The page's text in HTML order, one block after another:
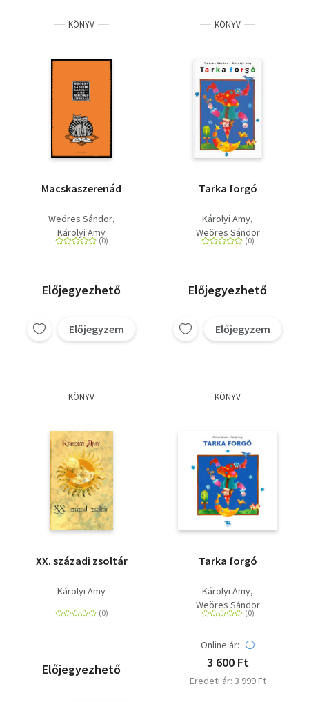
KÖNYV
Macskaszerenád
Weöres Sándor
Károlyi Amy
Előjegyezhető
Előjegyzem
KÖNYV
Tarka forgó
Károlyi Amy
Weöres Sándor
Előjegyezhető
Előjegyzem
KÖNYV
XX. századi zsoltár
Károlyi Amy
Előjegyezhető
KÖNYV
Tarka forgó
Károlyi Amy
Weöres Sándor
Online ár:
3 600 Ft
Eredeti ár: 3 999 Ft